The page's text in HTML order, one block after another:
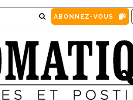
ABONNEZ-VOUS